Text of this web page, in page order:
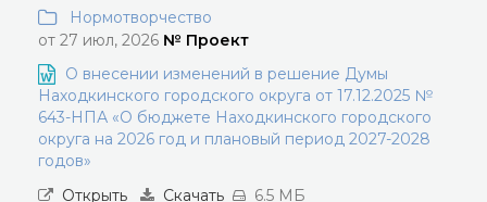
Нормотворчество
от 27 июл, 2026 № Проект
О внесении изменений в решение Думы
Находкинского городского округа от 17.12.2025 №
643-НПА «О бюджете Находкинского городского
округа на 2026 год и плановый период 2027-2028
годов»
Открыть
Скачать 6.5 МБ